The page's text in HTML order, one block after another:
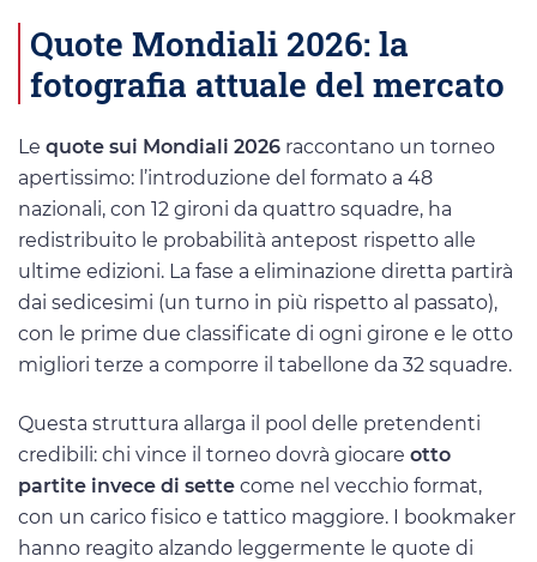
Quote Mondiali 2026: la
fotografia attuale del mercato
Le quote sui Mondiali 2026 raccontano un torneo
apertissimo: l’introduzione del formato a 48
nazionali, con 12 gironi da quattro squadre, ha
redistribuito le probabilità antepost rispetto alle
ultime edizioni. La fase a eliminazione diretta partirà
dai sedicesimi (un turno in più rispetto al passato),
con le prime due classificate di ogni girone e le otto
migliori terze a comporre il tabellone da 32 squadre.
Questa struttura allarga il pool delle pretendenti
credibili: chi vince il torneo dovrà giocare otto
partite invece di sette come nel vecchio format,
con un carico fisico e tattico maggiore. I bookmaker
hanno reagito alzando leggermente le quote di